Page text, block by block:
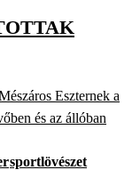
Eszternek a
és az állóban
sportlövészet